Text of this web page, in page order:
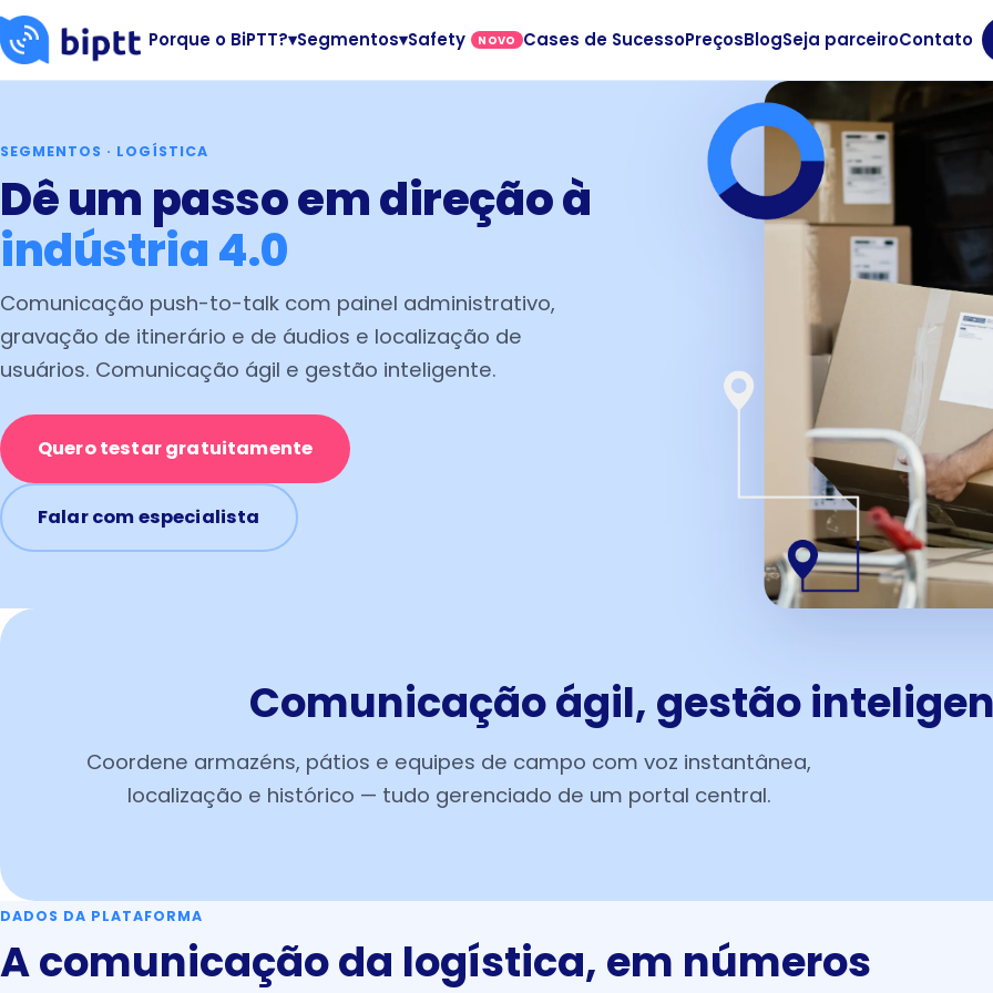
Porque o BiPTT?▾Segmentos▾Safety NOVO Cases de SucessoPreçosBlogSeja parceiroContato
SEGMENTOS · LOGÍSTICA
Dê um passo em direção à
indústria 4.0
Comunicação push-to-talk com painel administrativo,
gravação de itinerário e de áudios e localização de
usuários. Comunicação ágil e gestão inteligente.
Quero testar gratuitamente
Falar com especialista
Comunicação ágil, gestão
Coordene armazéns, pátios e equipes de campo com voz instantânea,
localização e histórico — tudo gerenciado de um portal central.
DADOS DA PLATAFORMA
A comunicação da logística, em números